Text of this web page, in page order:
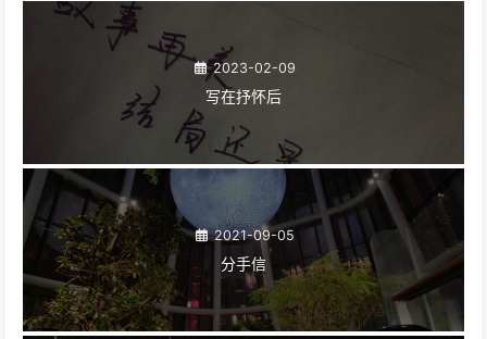
2023-02-09
写在抒怀后
2021-09-05
分手信